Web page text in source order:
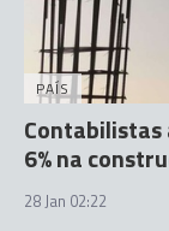
PAÍS
Contabilistas
6% na
28 Jan 02:22